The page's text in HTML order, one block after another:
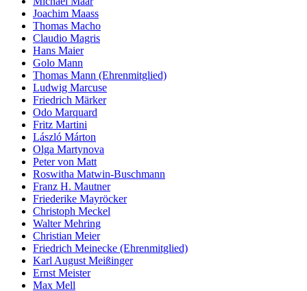
Joachim Maass
Thomas Macho
Claudio Magris
Hans Maier
Golo Mann
Thomas Mann (Ehrenmitglied)
Ludwig Marcuse
Friedrich Märker
Odo Marquard
Fritz Martini
László Márton
Olga Martynova
Peter von Matt
Roswitha Matwin-Buschmann
Franz H. Mautner
Friederike Mayröcker
Christoph Meckel
Walter Mehring
Christian Meier
Friedrich Meinecke (Ehrenmitglied)
Karl August Meißinger
Ernst Meister
Max Mell